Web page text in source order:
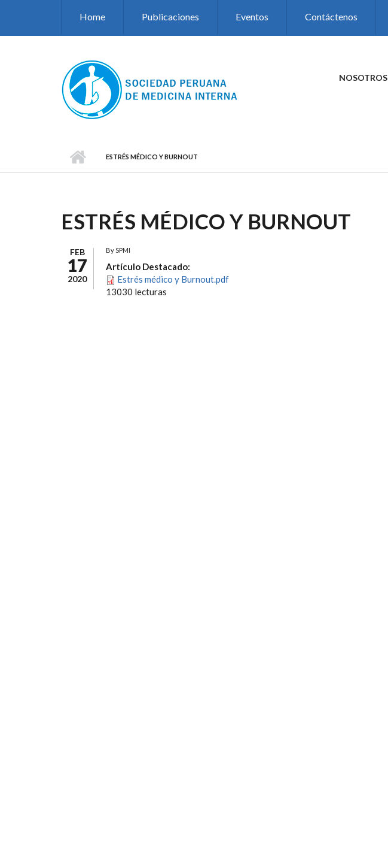
Home Publicaciones Eventos Contáctenos
NOSOTROS
ESTRÉS MÉDICO Y BURNOUT
ESTRÉS MÉDICO Y BURNOUT
FEB
17
2020
BySPMI
Artículo Destacado:
Estrés médico y Burnout.pdf
13030 lecturas